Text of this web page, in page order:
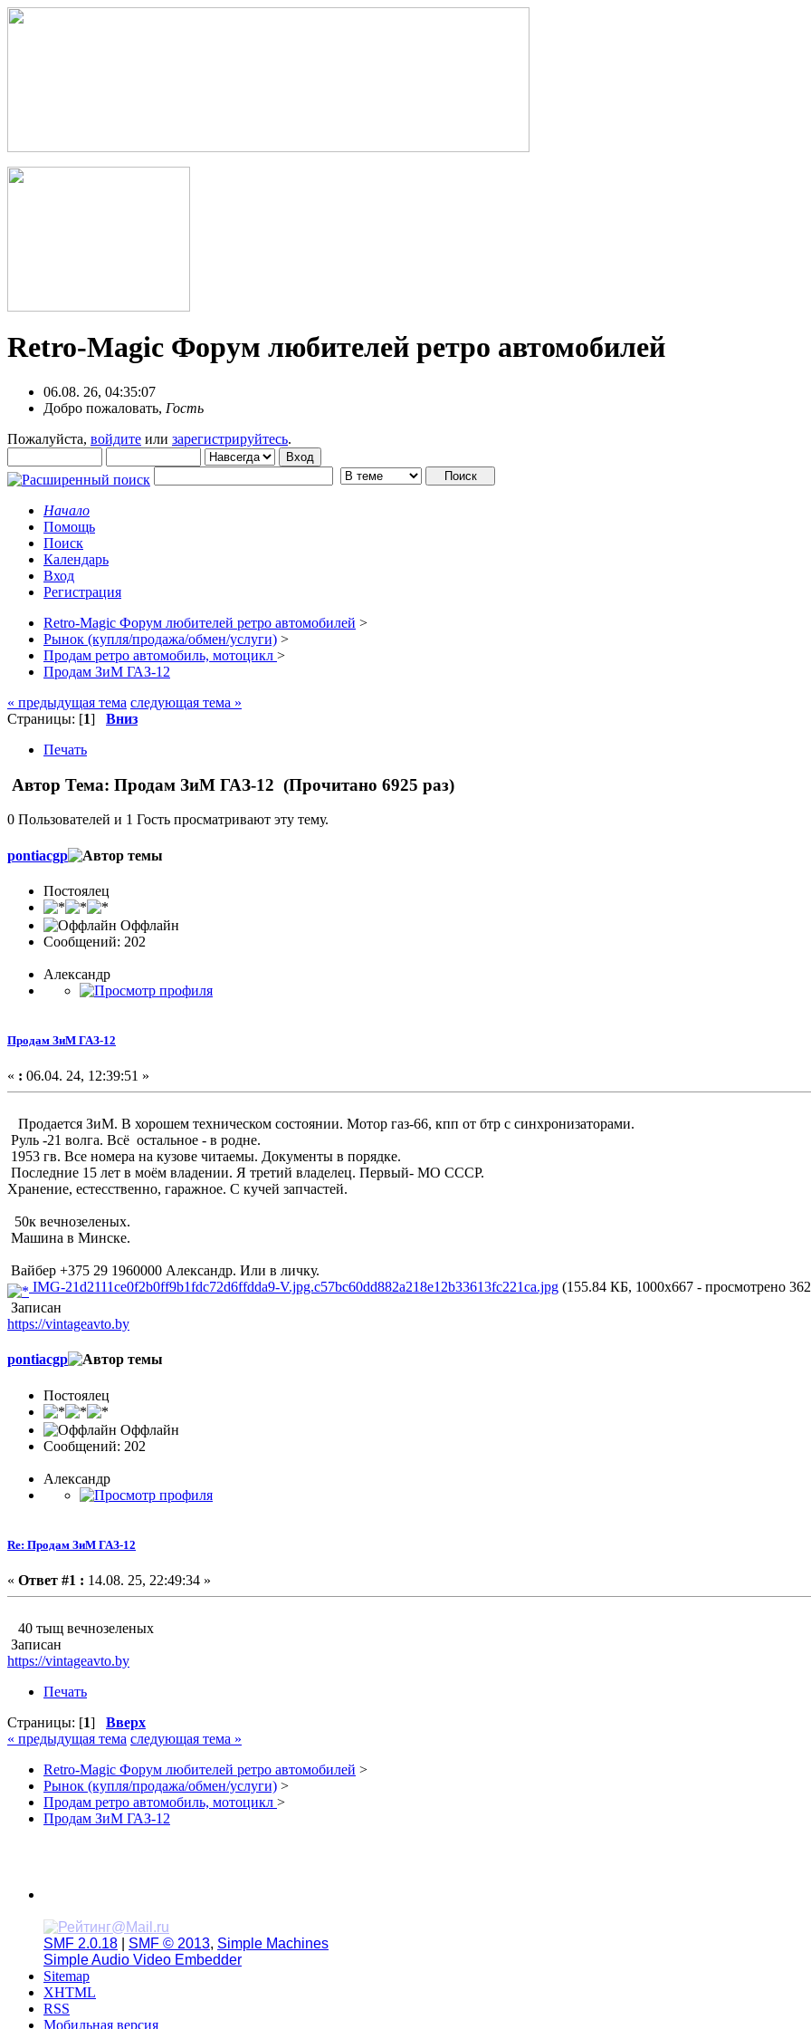
Retro-Magic Форум любителей ретро автомобилей
06.08. 26, 04:35:07
Добро пожаловать, Гость
Пожалуйста, войдите или зарегистрируйтесь.
Начало
Помощь
Поиск
Календарь
Вход
Регистрация
Retro-Magic Форум любителей ретро автомобилей >
Рынок (купля/продажа/обмен/услуги) >
Продам ретро автомобиль, мотоцикл >
Продам ЗиМ ГАЗ-12
« предыдущая тема следующая тема »
Страницы: [1] Вниз
Печать
Автор Тема: Продам ЗиМ ГАЗ-12 (Прочитано 6925 раз)
0 Пользователей и 1 Гость просматривают эту тему.
pontiacgp
Постоялец
Оффлайн
Сообщений: 202
Александр
Продам ЗиМ ГАЗ-12
« : 06.04. 24, 12:39:51 »
Продается ЗиМ. В хорошем техническом состоянии. Мотор газ-66, кпп от бтр с синхронизаторами.
Руль -21 волга. Всё остальное - в родне.
1953 гв. Все номера на кузове читаемы. Документы в порядке.
Последние 15 лет в моём владении. Я третий владелец. Первый- МО СССР.
Хранение, естесственно, гаражное. С кучей запчастей.
50к вечнозеленых.
Машина в Минске.
Вайбер +375 29 1960000 Александр. Или в личку.
IMG-21d2111ce0f2b0ff9b1fdc72d6ffdda9-V.jpg.c57bc60dd882a218e12b33613fc221ca.jpg (155.84 КБ, 1000x667 - просмотрено
Записан
https://vintageavto.by
pontiacgp
Постоялец
Оффлайн
Сообщений: 202
Александр
Re: Продам ЗиМ ГАЗ-12
« Ответ #1 : 14.08. 25, 22:49:34 »
40 тыщ вечнозеленых
Записан
https://vintageavto.by
Печать
Страницы: [1] Вверх
« предыдущая тема следующая тема »
Retro-Magic Форум любителей ретро автомобилей >
Рынок (купля/продажа/обмен/услуги) >
Продам ретро автомобиль, мотоцикл >
Продам ЗиМ ГАЗ-12
SMF 2.0.18 SMF © 2013, Simple Machines
Simple Audio Video Embedder
Sitemap
XHTML
RSS
Мобильная версия